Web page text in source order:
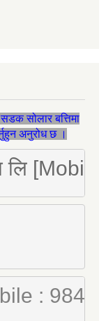
सोलार बत्तिमा
अनुरोध छ ।
लि
: